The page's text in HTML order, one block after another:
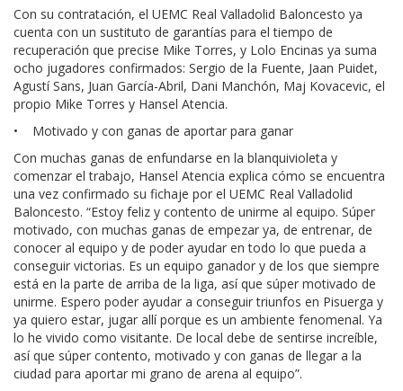
Con su contratación, el UEMC Real Valladolid Baloncesto ya
cuenta con un sustituto de garantías para el tiempo de
recuperación que precise Mike Torres, y Lolo Encinas ya suma
ocho jugadores confirmados: Sergio de la Fuente, Jaan Puidet,
Agustí Sans, Juan García-Abril, Dani Manchón, Maj Kovacevic, el
propio Mike Torres y Hansel Atencia.
• Motivado y con ganas de aportar para ganar
Con muchas ganas de enfundarse en la blanquivioleta y
comenzar el trabajo, Hansel Atencia explica cómo se encuentra
una vez confirmado su fichaje por el UEMC Real Valladolid
Baloncesto. “Estoy feliz y contento de unirme al equipo. Súper
motivado, con muchas ganas de empezar ya, de entrenar, de
conocer al equipo y de poder ayudar en todo lo que pueda a
conseguir victorias. Es un equipo ganador y de los que siempre
está en la parte de arriba de la liga, así que súper motivado de
unirme. Espero poder ayudar a conseguir triunfos en Pisuerga y
ya quiero estar, jugar allí porque es un ambiente fenomenal. Ya
lo he vivido como visitante. De local debe de sentirse increíble,
así que súper contento, motivado y con ganas de llegar a la
ciudad para aportar mi grano de arena al equipo”.